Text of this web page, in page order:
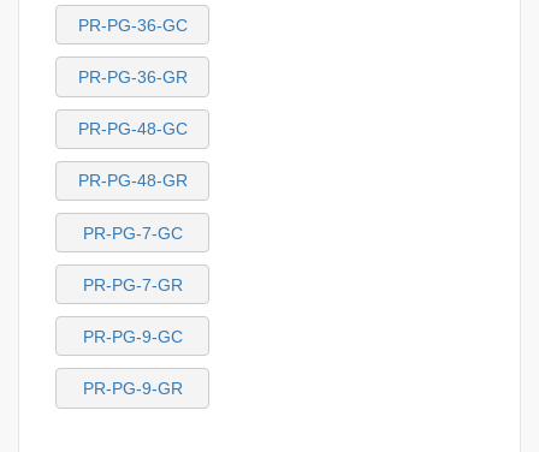
PR-PG-36-GC
PR-PG-36-GR
PR-PG-48-GC
PR-PG-48-GR
PR-PG-7-GC
PR-PG-7-GR
PR-PG-9-GC
PR-PG-9-GR